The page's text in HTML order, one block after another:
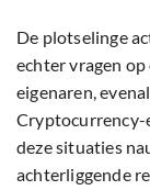
De plotselinge
echter vragen
eigenaren,
Cryptocurrency-
deze situaties
achterliggende